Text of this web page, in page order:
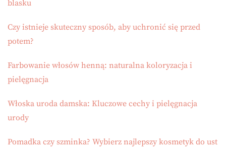
blasku
Czy istnieje skuteczny sposób, aby uchronić się przed
potem?
Farbowanie włosów henną: naturalna koloryzacja i
pielęgnacja
Włoska uroda damska: Kluczowe cechy i pielęgnacja
urody
Pomadka czy szminka? Wybierz najlepszy kosmetyk do ust